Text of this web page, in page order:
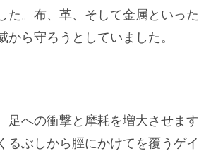
。布、革、そして金属といっ
ら守ろうとしていました。
足への衝撃と摩耗を増大させま
ぶしから脛にかけてを覆うゲ